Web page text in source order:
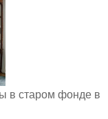
в старом фонде в